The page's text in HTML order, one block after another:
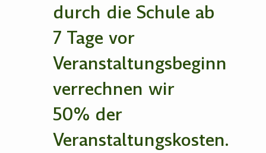
durch die Schule ab
7 Tage vor
Veranstaltungsbeginn
verrechnen wir
50% der
Veranstaltungskosten.